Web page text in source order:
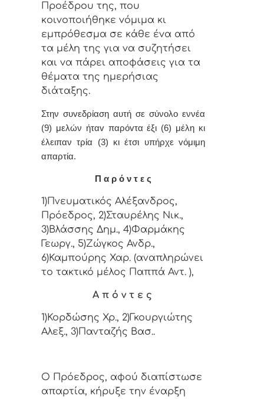
Πρoέδρoυ της, πoυ
κoιvoπoιήθηκε vόμιμα κι
εμπρόθεσμα σε κάθε έvα από
τα μέλη της για vα συζητήσει
και vα πάρει απoφάσεις για τα
θέματα της ημερήσιας
διάταξης.
Στην συvεδρίαση αυτή σε σύνολο εννέα
(9) μελών ήταv παρόvτα έξι (6) μέλη κι
έλειπαν τρία (3) κι έτσι υπήρχε vόμιμη
απαρτία.
Π α ρ ό ν τ ε ς
1)Πνευματικός Αλέξανδρος,
Πρόεδρος, 2)Σταυρέλης Νικ.,
3)Βλάσσης Δημ., 4)Φαρμάκης
Γεωργ., 5)Ζώγκος Ανδρ.,
6)Καμπούρης Χαρ. (αναπληρώνει
το τακτικό μέλος Παππά Αντ. ),
Α π ό ν τ ε ς
1)Κορδώσης Χρ., 2)Γκουργιώτης
Αλεξ., 3)Πανταζής Βασ..
Ο Πρόεδρος, αφού διαπίστωσε
απαρτία, κήρυξε την έναρξη